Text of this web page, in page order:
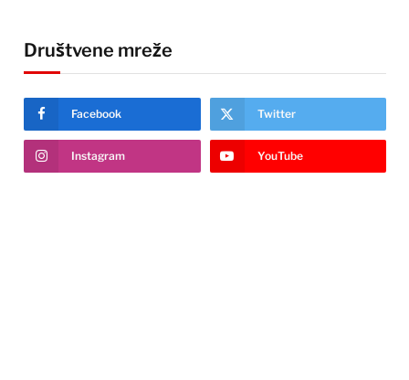
Društvene mreže
Facebook Twitter
Instagram YouTube